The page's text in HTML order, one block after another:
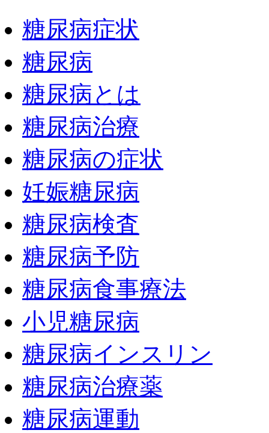
糖尿病症状
糖尿病
糖尿病とは
糖尿病治療
糖尿病の症状
妊娠糖尿病
糖尿病検査
糖尿病予防
糖尿病食事療法
小児糖尿病
糖尿病インスリン
糖尿病治療薬
糖尿病運動